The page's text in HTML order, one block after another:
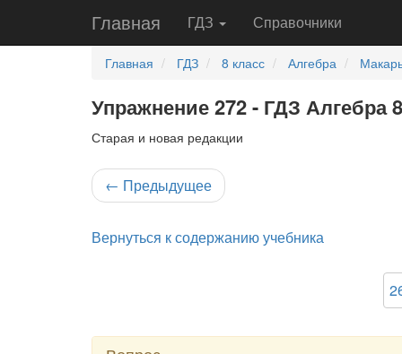
Главная ГДЗ Справочники
Главная ГДЗ 8 класс Алгебра
Упражнение 272 - ГДЗ
Старая и новая редакции
← Предыдущее
Вернуться к содержанию учебника